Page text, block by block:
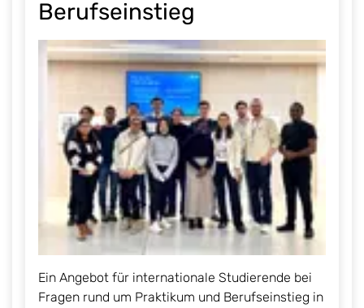
Berufseinstieg
Ein Angebot für internationale Studierende bei
Fragen rund um Praktikum und Berufseinstieg in